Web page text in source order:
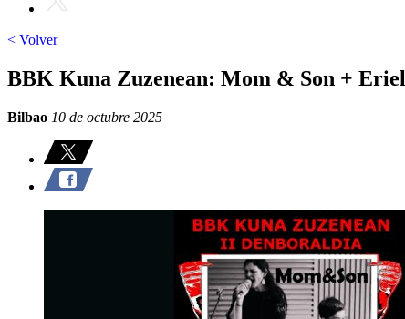
< Volver
BBK Kuna Zuzenean: Mom & Son + Eriel
Bilbao 10 de octubre 2025